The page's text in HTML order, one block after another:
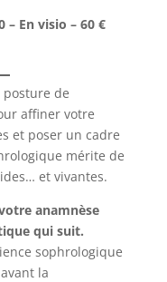
– En visio – 60 €
posture de
affiner votre
et poser un cadre
mérite de
et vivantes.
anamnèse
qui suit.
sophrologique
la